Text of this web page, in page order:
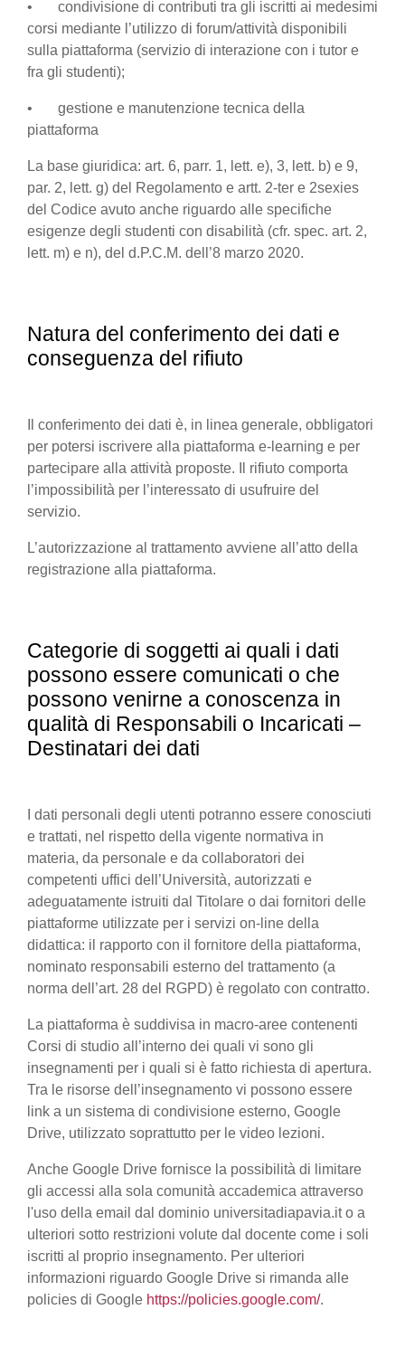
• condivisione di contributi tra gli iscritti ai medesimi
corsi mediante l’utilizzo di forum/attività disponibili
sulla piattaforma (servizio di interazione con i tutor e
fra gli studenti);
• gestione e manutenzione tecnica della
piattaforma
La base giuridica: art. 6, parr. 1, lett. e), 3, lett. b) e 9,
par. 2, lett. g) del Regolamento e artt. 2-ter e 2sexies
del Codice avuto anche riguardo alle specifiche
esigenze degli studenti con disabilità (cfr. spec. art. 2,
lett. m) e n), del d.P.C.M. dell’8 marzo 2020.
Natura del conferimento dei dati e
conseguenza del rifiuto
Il conferimento dei dati è, in linea generale, obbligatori
per potersi iscrivere alla piattaforma e-learning e per
partecipare alla attività proposte. Il rifiuto comporta
l’impossibilità per l’interessato di usufruire del
servizio.
L’autorizzazione al trattamento avviene all’atto della
registrazione alla piattaforma.
Categorie di soggetti ai quali i dati
possono essere comunicati o che
possono venirne a conoscenza in
qualità di Responsabili o Incaricati –
Destinatari dei dati
I dati personali degli utenti potranno essere conosciuti
e trattati, nel rispetto della vigente normativa in
materia, da personale e da collaboratori dei
competenti uffici dell’Università, autorizzati e
adeguatamente istruiti dal Titolare o dai fornitori delle
piattaforme utilizzate per i servizi on-line della
didattica: il rapporto con il fornitore della piattaforma,
nominato responsabili esterno del trattamento (a
norma dell’art. 28 del RGPD) è regolato con contratto.
La piattaforma è suddivisa in macro-aree contenenti
Corsi di studio all’interno dei quali vi sono gli
insegnamenti per i quali si è fatto richiesta di apertura.
Tra le risorse dell’insegnamento vi possono essere
link a un sistema di condivisione esterno, Google
Drive, utilizzato soprattutto per le video lezioni.
Anche Google Drive fornisce la possibilità di limitare
gli accessi alla sola comunità accademica attraverso
l'uso della email dal dominio universitadiapavia.it o a
ulteriori sotto restrizioni volute dal docente come i soli
iscritti al proprio insegnamento. Per ulteriori
informazioni riguardo Google Drive si rimanda alle
policies di Google https://policies.google.com/.